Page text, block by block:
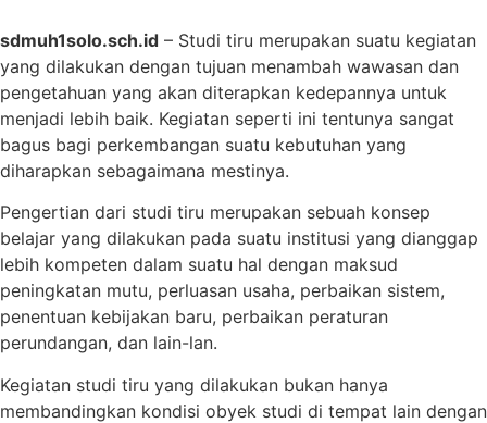
sdmuh1solo.sch.id – Studi tiru merupakan suatu kegiatan
yang dilakukan dengan tujuan menambah wawasan dan
pengetahuan yang akan diterapkan kedepannya untuk
menjadi lebih baik. Kegiatan seperti ini tentunya sangat
bagus bagi perkembangan suatu kebutuhan yang
diharapkan sebagaimana mestinya.
Pengertian dari studi tiru merupakan sebuah konsep
belajar yang dilakukan pada suatu institusi yang dianggap
lebih kompeten dalam suatu hal dengan maksud
peningkatan mutu, perluasan usaha, perbaikan sistem,
penentuan kebijakan baru, perbaikan peraturan
perundangan, dan lain-lan.
Kegiatan studi tiru yang dilakukan bukan hanya
membandingkan kondisi obyek studi di tempat lain dengan